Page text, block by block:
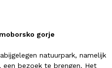
gorje
natuurpark, namelijk
een bezoek te brengen. Het